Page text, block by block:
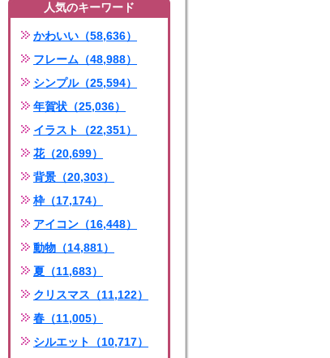
人気のキーワード
かわいい（58,636）
フレーム（48,988）
シンプル（25,594）
年賀状（25,036）
イラスト（22,351）
花（20,699）
背景（20,303）
枠（17,174）
アイコン（16,448）
動物（14,881）
夏（11,683）
クリスマス（11,122）
春（11,005）
シルエット（10,717）